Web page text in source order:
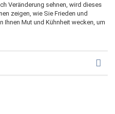
Veränderung sehnen, wird dieses
zeigen, wie Sie Frieden und
Ihnen Mut und Kühnheit wecken, um